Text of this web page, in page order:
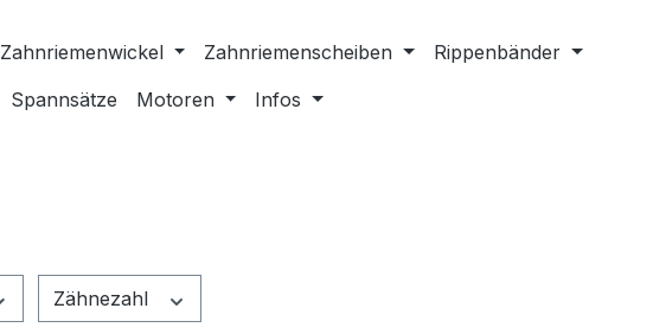
Zahnriemenwickel Zahnriemenscheiben
Rippenbänder
Spannsätze Motoren Infos
Zähnezahl